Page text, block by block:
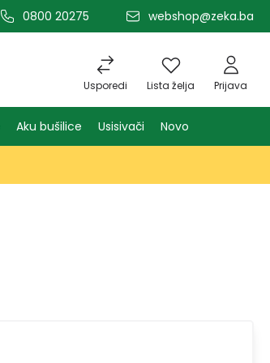
0800 20275 webshop@zeka.ba
Usporedi Lista želja Prijava
Aku bušilice Usisivači Novo